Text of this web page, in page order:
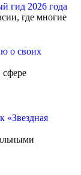
гид 2026 года
где многие
о своих
«Звездная